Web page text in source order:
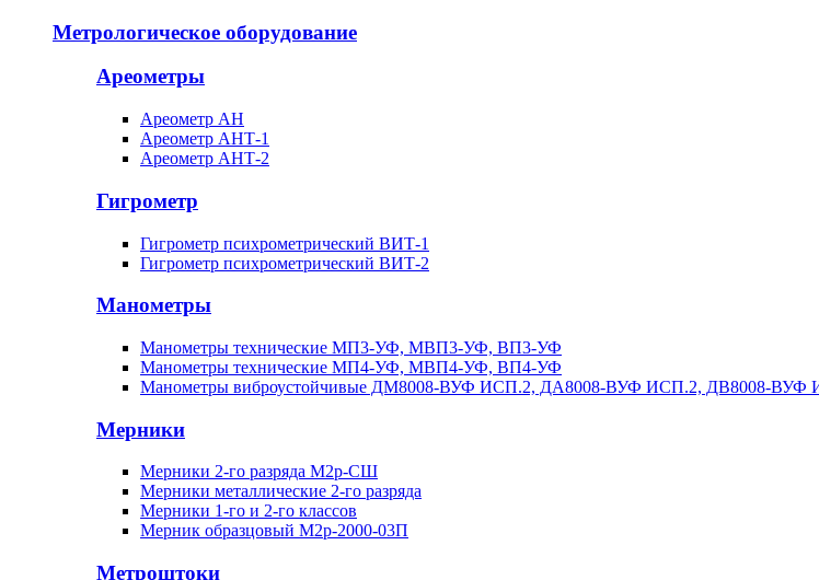
Метрологическое оборудование
Ареометры
Ареометр АН
Ареометр АНТ-1
Ареометр АНТ-2
Гигрометр
Гигрометр психрометрический ВИТ-1
Гигрометр психрометрический ВИТ-2
Манометры
Манометры технические МП3-УФ, МВП3-УФ, ВП3-УФ
Манометры технические МП4-УФ, МВП4-УФ, ВП4-УФ
Манометры виброустойчивые ДМ8008-ВУФ ИСП.2, ДА8008-ВУФ ИСП.2, ДВ8008-ВУФ
Мерники
Мерники 2-го разряда М2р-СШ
Мерники металлические 2-го разряда
Мерники 1-го и 2-го классов
Мерник образцовый М2р-2000-03П
Метроштоки